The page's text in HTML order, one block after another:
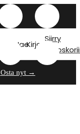
HaeKirjaudu
Siirry
Osta nyt →